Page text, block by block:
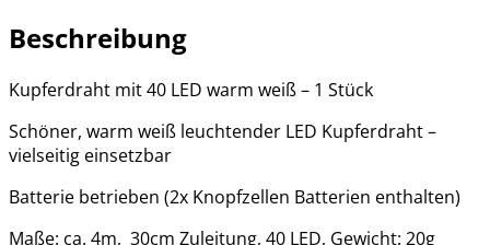
Beschreibung
Kupferdraht mit 40 LED warm weiß – 1 Stück
Schöner, warm weiß leuchtender LED Kupferdraht –
vielseitig einsetzbar
Batterie betrieben (2x Knopfzellen Batterien enthalten)
Maße: ca. 4m, 30cm Zuleitung, 40 LED, Gewicht: 20g